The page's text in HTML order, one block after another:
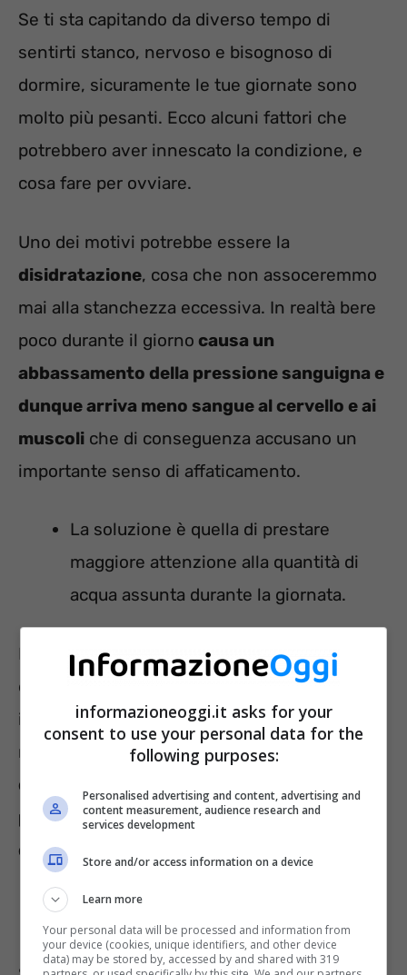
Se ti sta capitando da diverso tempo di
sentirti stanco, nervoso e bisognoso di
dormire, sicuramente le tue giornate sono
molto più pesanti. Ecco alcuni fattori che
potrebbero aver innescato la condizione, e
cosa fare per ovviare.
Uno dei motivi potrebbe essere la
disidratazione, cosa che non assoceremmo
mai alla stanchezza eccessiva. In realtà bere
poco durante il giorno causa un
abbassamento della pressione sanguigna e
dunque arriva meno sangue al cervello e ai
muscoli che di conseguenza accusano un
importante senso di affaticamento.
La soluzione è quella di prestare
maggiore attenzione alla quantità di
acqua assunta durante la giornata.
Il secondo motivo potrebbe essere legato alla
dieta/regime alimentare. Spesso le persone
iniziano una dieta per dimagrire, o adottano
regimi non consoni alle loro necessità.
disequilibrio nutrizionale può far sentire le
persone stanche, demotivate, ansiose e
deboli
informazioneoggi.it asks for your
consent to use your personal data for the
following purposes:
Personalised advertising and content, advertising and
content measurement, audience research and
services development
Store and/or access information on a device
Learn more
Your personal data will be processed and information from
your device (cookies, unique identifiers, and other device
data) may be stored by, accessed by and shared with 319